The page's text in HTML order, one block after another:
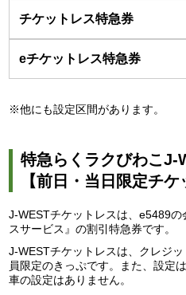
※他にも設定区間があります。
特急らくラクびわこJ-
【前日・当日限定チケ
J-WESTチケットレスは、e5489
スサービス』の割引特急券です。
J-WESTチケットレスは、クレジ
員限定のきっぷです。また、設定
車の設定はありません。